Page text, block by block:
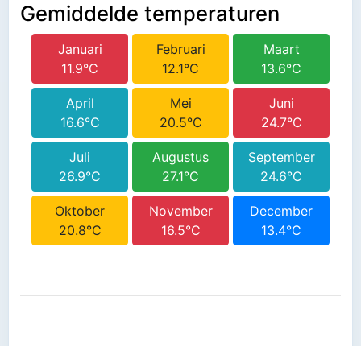
Gemiddelde temperaturen
Januari
11.9°C
Februari
12.1°C
Maart
13.6°C
April
16.6°C
Mei
20.5°C
Juni
24.7°C
Juli
26.9°C
Augustus
27.1°C
September
24.6°C
Oktober
20.8°C
November
16.5°C
December
13.4°C